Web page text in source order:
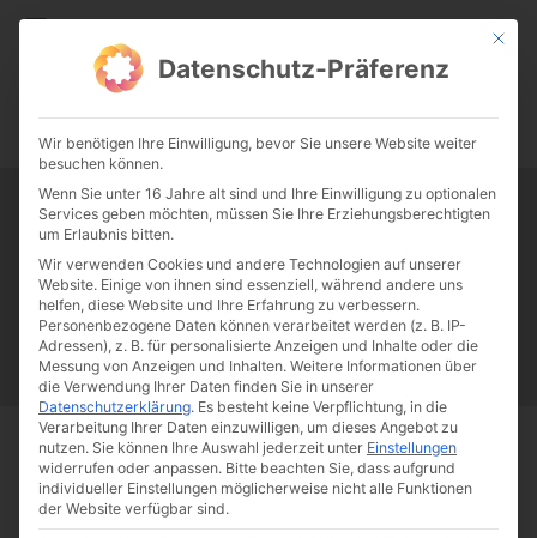
CATHWALK.DE
0:00 -:--
Tag:romtreu
Papst Franziskus Ehe Sex Liebe Familie
Katholizismus
Franziskus
50 Jahre Humanae vitae Katholische Kirche
Start Schlagworte Romtreu
Mit
Datenschutz-Präferenz
Wir benötigen Ihre Einwilligung, bevor Sie unsere Website weiter
besuchen können.
Wenn Sie unter 16 Jahre alt sind und Ihre Einwilligung zu optionalen
Services geben möchten, müssen Sie Ihre Erziehungsberechtigten
um Erlaubnis bitten.
Wir verwenden Cookies und andere Technologien auf unserer
Website. Einige von ihnen sind essenziell, während andere uns
helfen, diese Website und Ihre Erfahrung zu verbessern.
Personenbezogene Daten können verarbeitet werden (z. B. IP-
Adressen), z. B. für personalisierte Anzeigen und Inhalte oder die
Messung von Anzeigen und Inhalten. Weitere Informationen über
die Verwendung Ihrer Daten finden Sie in unserer
Datenschutzerklärung. Es besteht keine Verpflichtung, in die
Verarbeitung Ihrer Daten einzuwilligen, um dieses Angebot zu
nutzen. Sie können Ihre Auswahl jederzeit unter Einstellungen
widerrufen oder anpassen. Bitte beachten Sie, dass aufgrund
individueller Einstellungen möglicherweise nicht alle Funktionen
der Website verfügbar sind.